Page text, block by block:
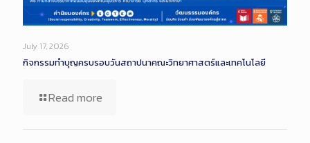
July 17, 2026
กิจกรรมทำบุญครบรอบวันสถาปนาคณะวิทยาศาสตร์และเทคโนโลยี
Read more